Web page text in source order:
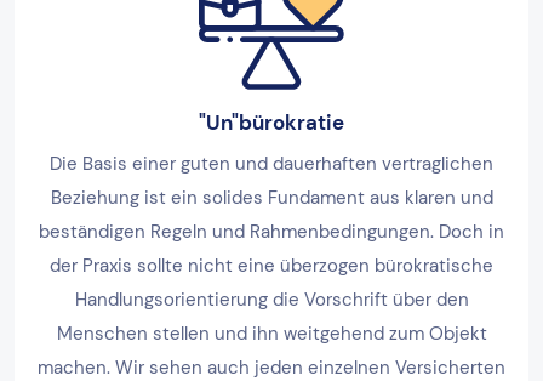
"Un"bürokratie
Die Basis einer guten und dauerhaften vertraglichen
Beziehung ist ein solides Fundament aus klaren und
beständigen Regeln und Rahmenbedingungen. Doch in
der Praxis sollte nicht eine überzogen bürokratische
Handlungsorientierung die Vorschrift über den
Menschen stellen und ihn weitgehend zum Objekt
machen. Wir sehen auch jeden einzelnen Versicherten